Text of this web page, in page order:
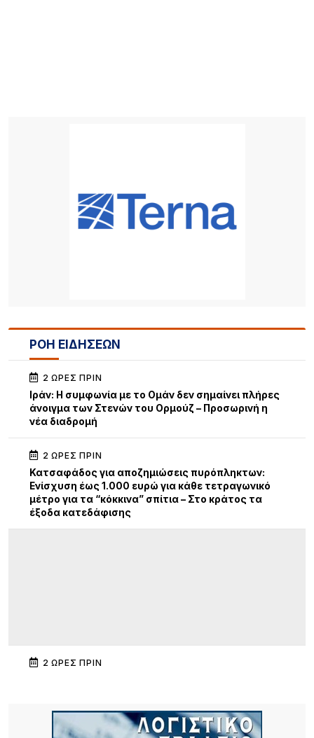
ΡΟΗ ΕΙΔΗΣΕΩΝ
2 ΏΡΕΣ ΠΡΙΝ
Iράν: Η συμφωνία με το Ομάν δεν σημαίνει πλήρες
άνοιγμα των Στενών του Ορμούζ – Προσωρινή η
νέα διαδρομή
2 ΏΡΕΣ ΠΡΙΝ
Κατσαφάδος για αποζημιώσεις πυρόπληκτων:
Ενίσχυση έως 1.000 ευρώ για κάθε τετραγωνικό
μέτρο για τα “κόκκινα” σπίτια – Στο κράτος τα
έξοδα κατεδάφισης
2 ΏΡΕΣ ΠΡΙΝ
7 ΏΡΕΣ ΠΡΙΝ